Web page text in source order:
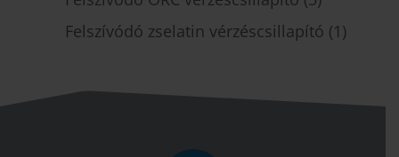
Felszívódó zselatin vérzéscsillapító (1)